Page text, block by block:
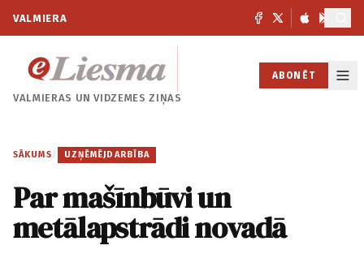
VALMIERA
VALMIERAS UNVIDZEMES ZIŅAS
ABONĒT
SĀKUMS / UZŅĒMĒJDARBĪBA
Par mašīnbūvi un
metālapstrādi novadā